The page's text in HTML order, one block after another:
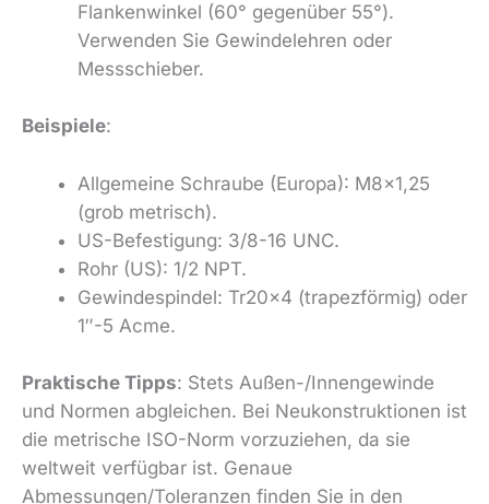
Flankenwinkel (60° gegenüber 55°).
Verwenden Sie Gewindelehren oder
Messschieber.
Beispiele:
Allgemeine Schraube (Europa): M8×1,25
(grob metrisch).
US-Befestigung: 3/8-16 UNC.
Rohr (US): 1/2 NPT.
Gewindespindel: Tr20×4 (trapezförmig) oder
1″-5 Acme.
Praktische Tipps: Stets Außen-/Innengewinde
und Normen abgleichen. Bei Neukonstruktionen ist
die metrische ISO-Norm vorzuziehen, da sie
weltweit verfügbar ist. Genaue
Abmessungen/Toleranzen finden Sie in den